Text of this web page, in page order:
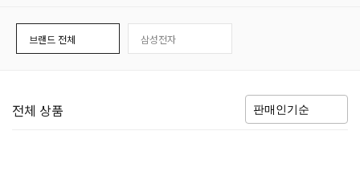
브랜드 전체 삼성전자
전체 상품